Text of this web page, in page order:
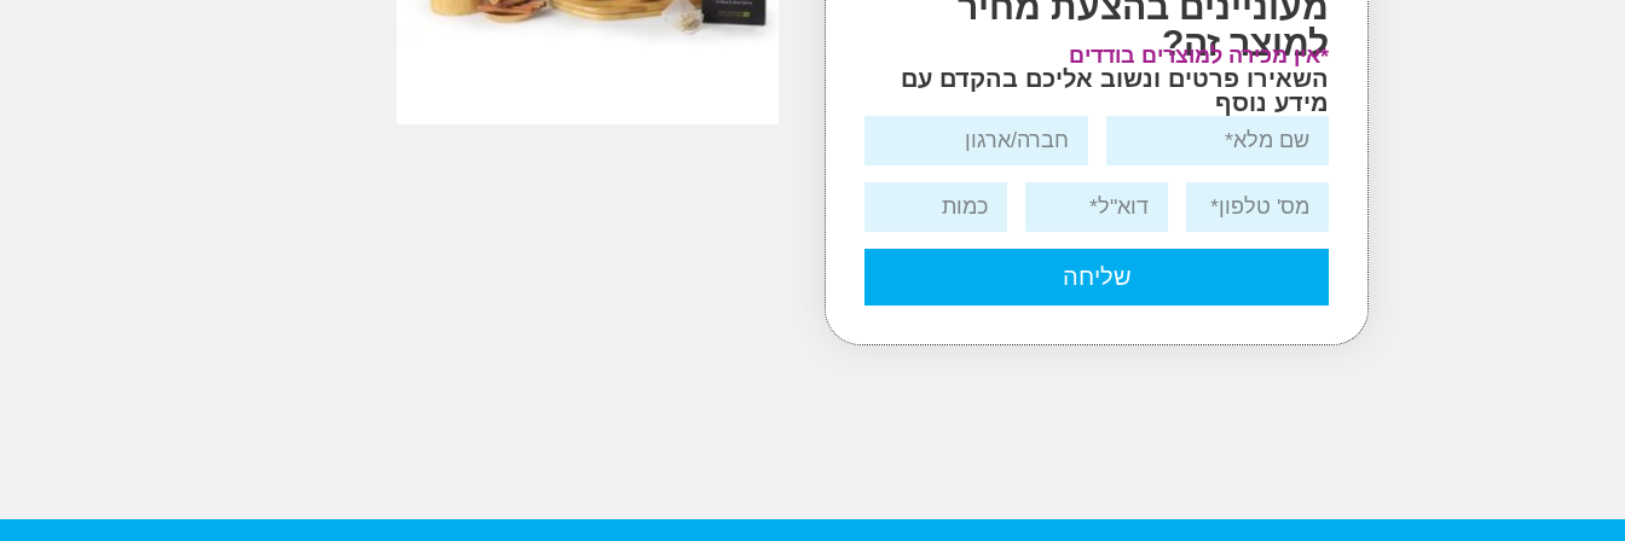
למוצר זה?
*אין מכירה למוצרים בודדים
השאירו פרטים ונשוב אליכם בהקדם עם
מידע נוסף
שליחה